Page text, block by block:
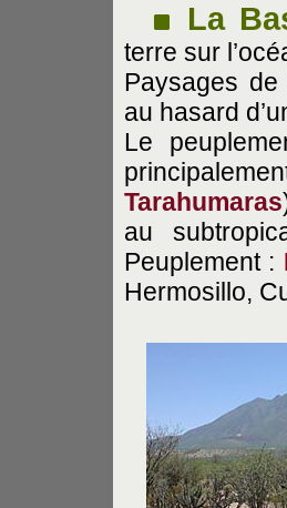
La
terre sur
Paysages
au hasard
Le
Tarahumaras
au
Peuplement :
Hermosillo,